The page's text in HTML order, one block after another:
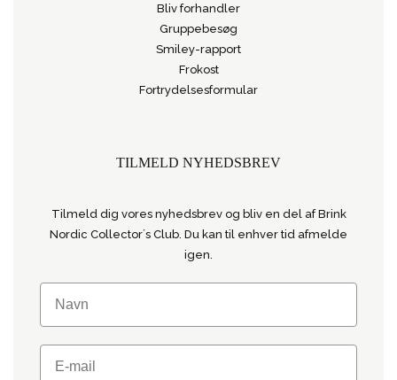
Bliv forhandler
Gruppebesøg
Smiley-rapport
Frokost
Fortrydelsesformular
TILMELD NYHEDSBREV
Tilmeld dig vores nyhedsbrev og bliv en del af Brink
Nordic Collector´s Club. Du kan til enhver tid afmelde
igen.